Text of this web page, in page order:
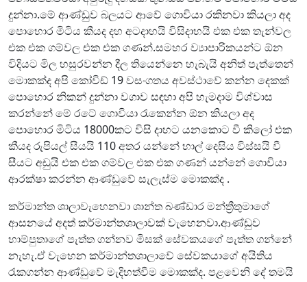
දුන්නා.මේ ආණ්ඩුව බලයට ආවේ ගොවියා රකිනවා කියලා අද
පොහොර මිටිය කීයද දහ අටදාහයි විසිදාහයි එක එක තැන්වල
එක එක ගම්වල එක එක ගණන්.සමහර ව්‍යාපාරිකයන්ට ඕන
විදියට මිල හසුරවන්න දීල තියෙන්නෙ හැබැයි අනිත් පැත්තෙන්
මොකක්ද අපි කෝවිඩ් 19 වසංගතය අවස්ථාවේ කන්න දෙකක්
පොහොර නිකන් දුන්නා වගාව සඳහා අපි හැමදාම විශ්වාස
කරන්නේ මේ රටේ ගොවියා රැකෙන්න ඕන කියලා අද
පොහොර මිටිය 18000කට විසි දාහට යනකොට වී කිලෝ එක
කීයද රුපියල් සීයයි 110 අතර යන්නේ හාල් දෙසිය විස්සයි වී
සීයට අඩුයි එක එක ගම්වල එක එක ගණන් යන්නේ ගොවියා
ආරක්ෂා කරන්න ආණ්ඩුවේ සැලැස්ම මොකක්ද .
කර්මාන්ත ශාලාවැහෙනවා ශාන්ත බණ්ඩාර මන්ත්‍රීතුමාගේ
ආසනයේ අදත් කර්මාන්තශාලාවක් වැහෙනවා.ආණ්ඩුව
හාම්පුතාගේ පැත්ත ගන්නව මිසක් සේවකයගේ පැත්ත ගන්නේ
නැහැ.ඒ වැහෙන කර්මාන්තශාලාවේ සේවකයාගේ අයිතිය
රැකගන්න ආණ්ඩුවේ මැදිහත්වීම මොකක්ද. පළවෙනි දේ තමයි